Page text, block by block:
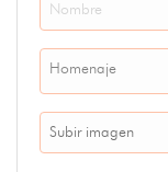
Homenaje
Subir imagen